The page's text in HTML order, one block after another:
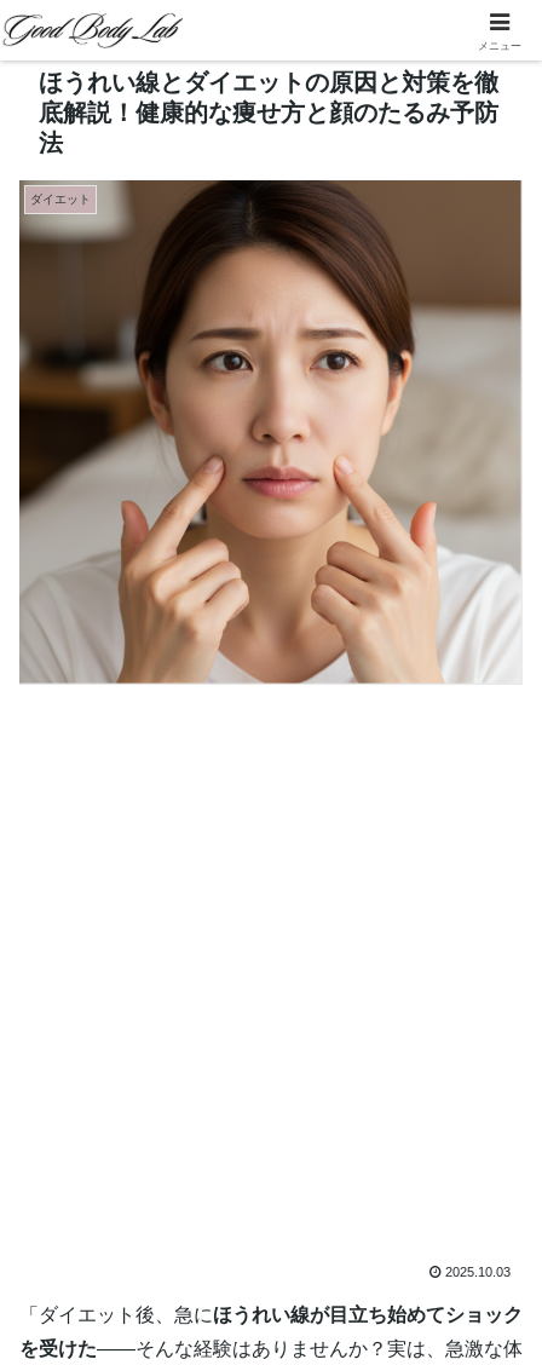
ほうれい線とダイエットの原因と対策を徹
底解説！健康的な痩せ方と顔のたるみ予防
法
ダイエット
2025.10.03
「ダイエット後、急にほうれい線が目立ち始めてショック
を受けた――そんな経験はありませんか？実は、急激な体
メニュー